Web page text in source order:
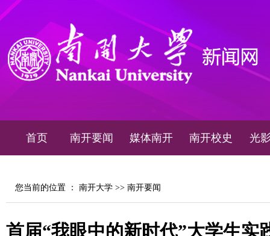
首页 南开要闻 媒体南开 南开校史 光
您当前的位置 ： 南开大学 >> 南开要闻
首届“我眼中的新时代”大学生实